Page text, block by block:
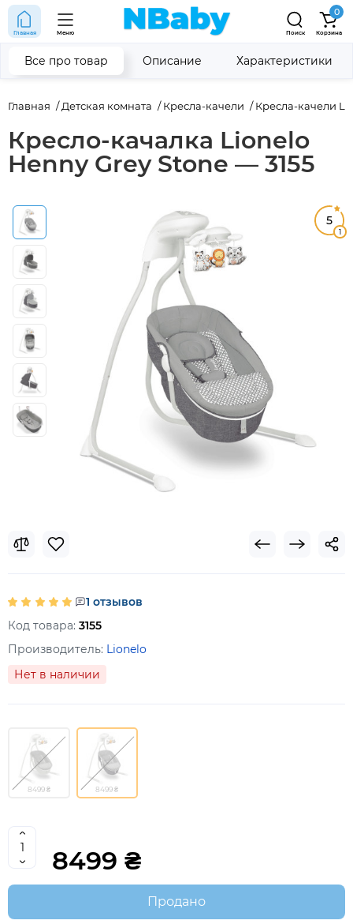
Главная Меню Поиск
0
Корзина
Главная Детская комната Кресла-качели Кресла-качели
Кресло-качалка Lionelo
Henny Grey Stone — 3155
Все про товар Описание Характеристики
5
1
1 отзывов
Код товара: 3155
Производитель: Lionelo
Нет в наличии
8499 ₴ 8499 ₴
8499 ₴
Продано